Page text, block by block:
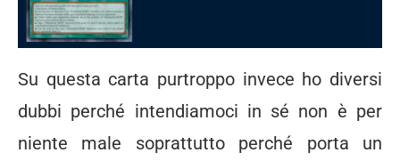
Su questa carta purtroppo invece ho diversi
dubbi perché intendiamoci in sé non è per
niente male soprattutto perché porta un